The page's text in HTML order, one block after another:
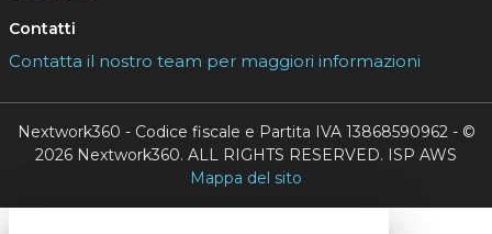
Contatti
Contatta il nostro team per maggiori informazioni
Nextwork360 - Codice fiscale e Partita IVA 13868590962 - ©
2026 Nextwork360. ALL RIGHTS RESERVED. ISP AWS
Mappa del sito